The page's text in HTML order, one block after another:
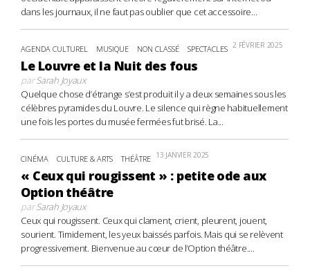
dans les journaux, il ne faut pas oublier que cet accessoire...
AGENDA CULTUREL MUSIQUE NON CLASSÉ SPECTACLES 2 FÉVRIER 2025
Le Louvre et la Nuit des fous
parSarah Joyaux
Quelque chose d’étrange s’est produit il y a deux semaines sous les
célèbres pyramides du Louvre. Le silence qui règne habituellement
une fois les portes du musée fermées fut brisé. La...
CINÉMA CULTURE & ARTS THÉÂTRE 13 JANVIER 2025
« Ceux qui rougissent » : petite ode aux
Option théâtre
parSarah Joyaux
Ceux qui rougissent. Ceux qui clament, crient, pleurent, jouent,
sourient. Timidement, les yeux baissés parfois. Mais qui se relèvent
progressivement. Bienvenue au cœur de l’Option théâtre....